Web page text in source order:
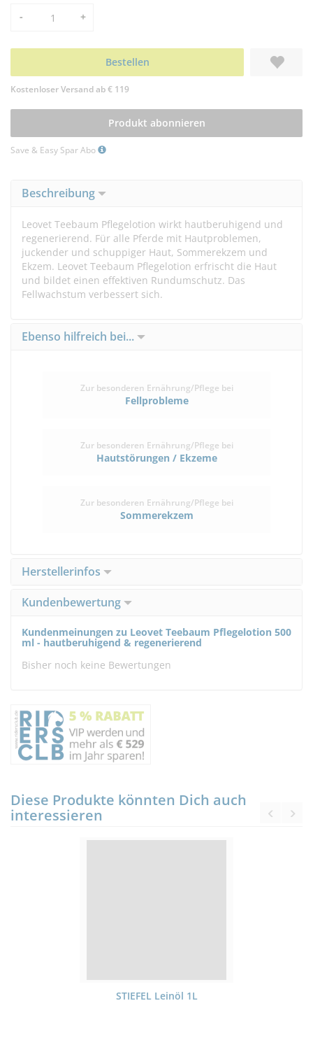
Menge
- +
Bestellen
Kostenloser Versand ab € 119
Produkt abonnieren
Save & Easy Spar Abo
Beschreibung
Leovet Teebaum Pflegelotion wirkt hautberuhigend und
regenerierend. Für alle Pferde mit Hautproblemen,
juckender und schuppiger Haut, Sommerekzem und
Ekzem. Leovet Teebaum Pflegelotion erfrischt die Haut
und bildet einen effektiven Rundumschutz. Das
Fellwachstum verbessert sich.
Ebenso hilfreich bei...
Zur besonderen Ernährung/Pflege bei
Fellprobleme
Zur besonderen Ernährung/Pflege bei
Hautstörungen / Ekzeme
Zur besonderen Ernährung/Pflege bei
Sommerekzem
Herstellerinfos
Kundenbewertung
Kundenmeinungen zu Leovet Teebaum Pflegelotion 500
ml - hautberuhigend & regenerierend
Bisher noch keine Bewertungen
Diese Produkte könnten Dich auch
interessieren
STIEFEL Leinöl 1L